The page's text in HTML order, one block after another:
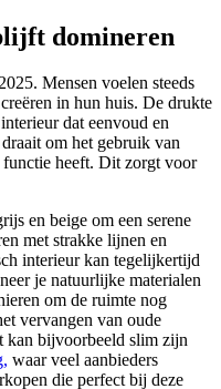
domineren
Mensen voelen steeds
in hun huis. De drukte
dat eenvoud en
om het gebruik van
heeft. Dit zorgt voor
en beige om een serene
met strakke lijnen en
interieur kan tegelijkertijd
je natuurlijke materialen
om de ruimte nog
vervangen van oude
kan bijvoorbeeld slim zijn
waar veel aanbieders
die perfect bij deze